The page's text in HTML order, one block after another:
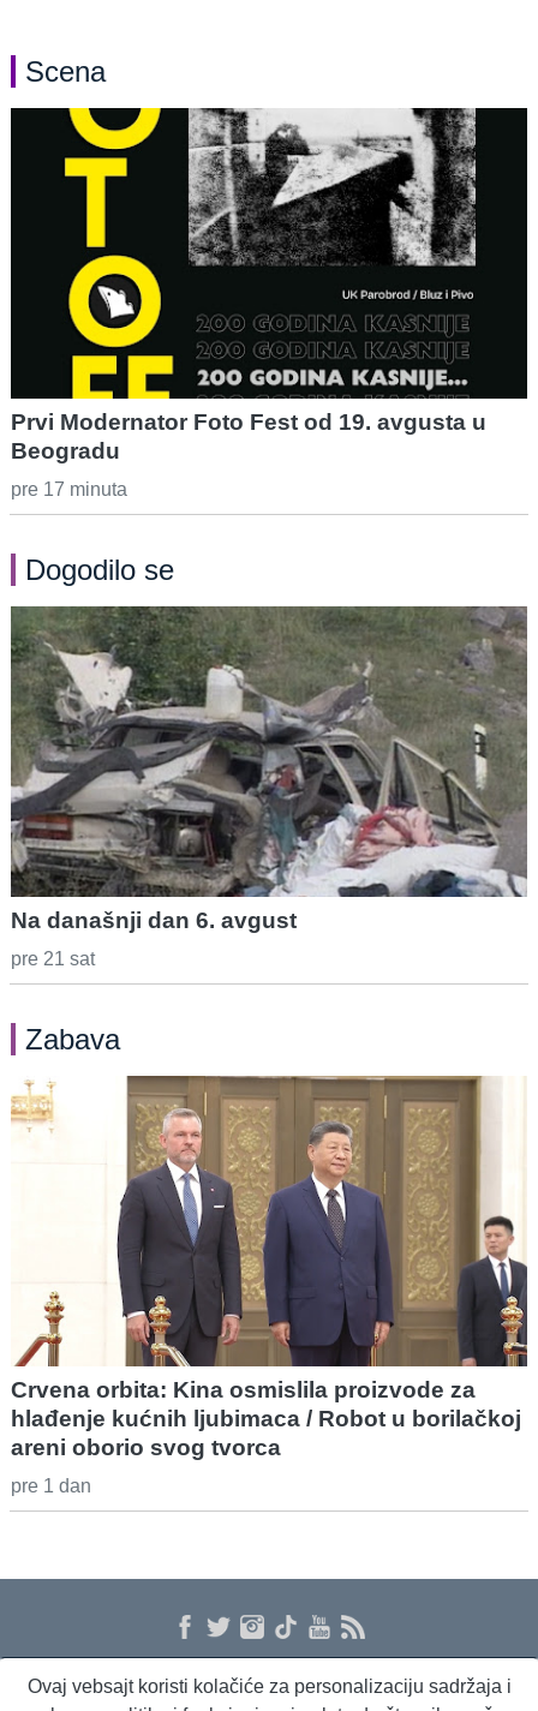
Scena
Prvi Modernator Foto Fest od 19. avgusta u
Beogradu
pre 17 minuta
Dogodilo se
Na današnji dan 6. avgust
pre 21 sat
Zabava
Crvena orbita: Kina osmislila proizvode za
hlađenje kućnih ljubimaca / Robot u borilačkoj
areni oborio svog tvorca
pre 1 dan
Ovaj vebsajt koristi kolačiće za personalizaciju sadržaja i